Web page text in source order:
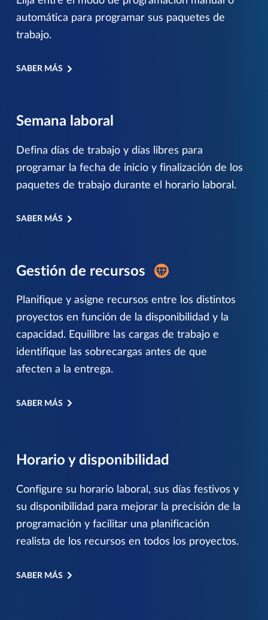
automática para programar sus paquetes de
trabajo.
SABER MÁS
Semana laboral
Defina días de trabajo y días libres para
programar la fecha de inicio y finalización de los
paquetes de trabajo durante el horario laboral.
SABER MÁS
Gestión de recursos
Planifique y asigne recursos entre los distintos
proyectos en función de la disponibilidad y la
capacidad. Equilibre las cargas de trabajo e
identifique las sobrecargas antes de que
afecten a la entrega.
SABER MÁS
Horario y disponibilidad
Configure su horario laboral, sus días festivos y
su disponibilidad para mejorar la precisión de la
programación y facilitar una planificación
realista de los recursos en todos los proyectos.
SABER MÁS